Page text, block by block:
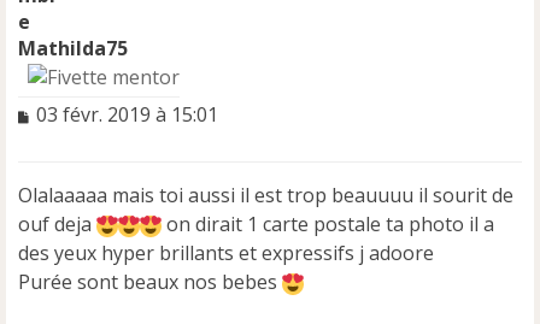
Mathilda75
M
s
a
g
e
n
o
03 févr. 2019 à 15:01
Olalaaaaa mais toi aussi il est trop beauuuu il sourit de
ouf deja
on dirait 1 carte postale ta photo il a
des yeux hyper brillants et expressifs j adoore
Purée sont beaux nos bebes